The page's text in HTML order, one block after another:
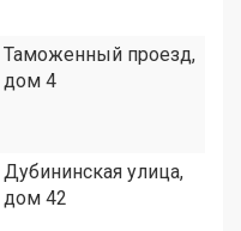
Таможенный проезд,
дом 4
Дубининская улица,
дом 42